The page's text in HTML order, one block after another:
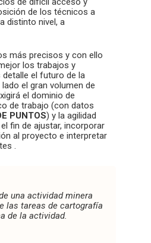
de los técnicos a
distinto nivel, a
más precisos y con ello
los trabajos y
el futuro de la
el gran volumen de
el dominio de
de trabajo (con datos
PUNTOS) y la agilidad
fin de ajustar, incorporar
al proyecto e interpretar
.
una actividad minera
las tareas de cartografía
de la actividad.